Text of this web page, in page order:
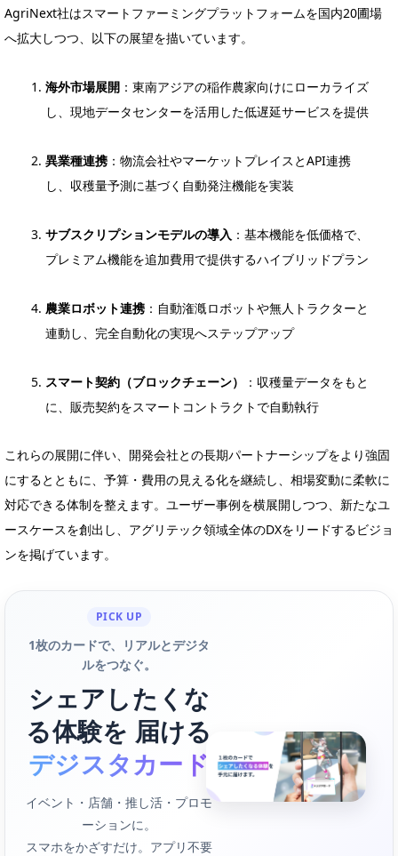
AgriNext社はスマートファーミングプラットフォームを国内20圃場
へ拡大しつつ、以下の展望を描いています。
海外市場展開 ：東南アジアの稲作農家向けにローカライズ
し、現地データセンターを活用した低遅延サービスを提供
異業種連携 ：物流会社やマーケットプレイスとAPI連携
し、収穫量予測に基づく自動発注機能を実装
サブスクリプションモデルの導入 ：基本機能を低価格で、
プレミアム機能を追加費用で提供するハイブリッドプラン
農業ロボット連携 ：自動潅漑ロボットや無人トラクターと
連動し、完全自動化の実現へステップアップ
スマート契約（ブロックチェーン）
：収穫量データをもと
に、販売契約をスマートコントラクトで自動執行
これらの展開に伴い、開発会社との長期パートナーシップをより強固
にするとともに、予算・費用の見える化を継続し、相場変動に柔軟に
対応できる体制を整えます。ユーザー事例を横展開しつつ、新たなユ
ースケースを創出し、アグリテック領域全体のDXをリードするビジョ
ンを掲げています。
PICK UP
1枚のカードで、リアルとデジタ
ルをつなぐ。
シェアしたくな
る体験を 届ける
デジスタカード
イベント・店舗・推し活・プロモ
ーションに。
スマホをかざすだけ。アプリ不要